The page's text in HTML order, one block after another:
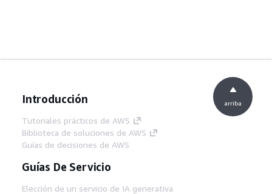
Introducción
Tutoriales prácticos de AWS
Biblioteca de soluciones de AWS
Guías de decisiones de AWS
Guías De Servicio
Elección de un servicio de IA generativa
arriba